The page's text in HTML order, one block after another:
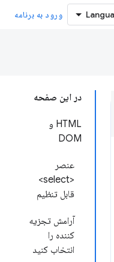
ورود به برنامه
در این صفحه
HTML و
DOM
عنصر
<select>
قابل تنظیم
آرامش تجزیه
کننده را
انتخاب کنید